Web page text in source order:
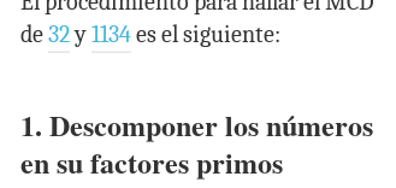
de32y1134es el siguiente:
1. Descomponer los números
en su factores primos